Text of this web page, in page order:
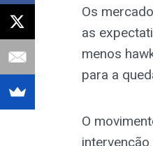
Os
as
menos
para a
O